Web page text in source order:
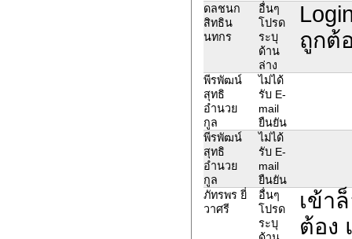
ดลชนก
สิทธิน
นทกร
อื่นๆ
โปรด
ระบุ
ด้าน
ล่าง
ถูกต้
พีรพัฒน์
สุทธิ
อำนวย
กูล
ไม่ได้
รับ E-
mail
ยืนยัน
พีรพัฒน์
สุทธิ
อำนวย
กูล
ไม่ได้
รับ E-
mail
ยืนยัน
ภัทรพร ยี่
วาศรี
อื่นๆ
โปรด
ระบุ
เข้า
ต้อง